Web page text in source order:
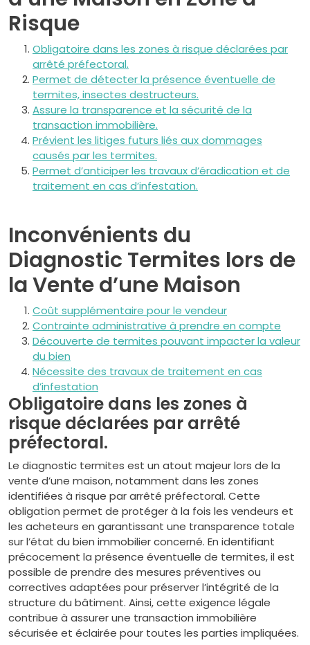
Risque
Obligatoire dans les zones à risque déclarées par
arrêté préfectoral.
Permet de détecter la présence éventuelle de
termites, insectes destructeurs.
Assure la transparence et la sécurité de la
transaction immobilière.
Prévient les litiges futurs liés aux dommages
causés par les termites.
Permet d’anticiper les travaux d’éradication et de
traitement en cas d’infestation.
Inconvénients du
Diagnostic Termites lors de
la Vente d’une Maison
Coût supplémentaire pour le vendeur
Contrainte administrative à prendre en compte
Découverte de termites pouvant impacter la valeur
du bien
Nécessite des travaux de traitement en cas
d’infestation
Obligatoire dans les zones à
risque déclarées par arrêté
préfectoral.
Le diagnostic termites est un atout majeur lors de la
vente d’une maison, notamment dans les zones
identifiées à risque par arrêté préfectoral. Cette
obligation permet de protéger à la fois les vendeurs et
les acheteurs en garantissant une transparence totale
sur l’état du bien immobilier concerné. En identifiant
précocement la présence éventuelle de termites, il est
possible de prendre des mesures préventives ou
correctives adaptées pour préserver l’intégrité de la
structure du bâtiment. Ainsi, cette exigence légale
contribue à assurer une transaction immobilière
sécurisée et éclairée pour toutes les parties impliquées.